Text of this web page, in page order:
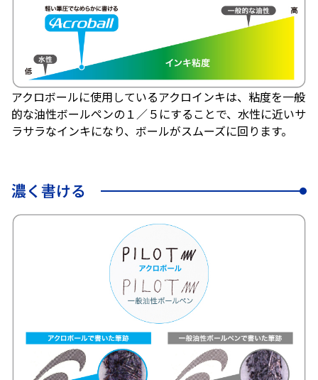
アクロボールに使用しているアクロインキは、粘度を一般
的な油性ボールペンの１／５にすることで、水性に近いサ
ラサラなインキになり、ボールがスムーズに回ります。
濃く書ける